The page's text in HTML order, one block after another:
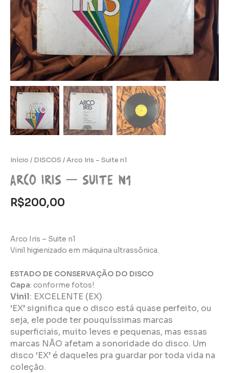
Início / DISCOS / Arco Iris – Suite n1
Arco Iris – Suite n1
R$200,00
Arco Iris – Suite n1
Vinil higienizado em máquina ultrassônica.
ESTADO DE CONSERVAÇÃO DO DISCO
Capa: conforme fotos!
Vinil: EXCELENTE (EX)
‘EX’ significa que o disco está quase perfeito, ou
seja, ele pode ter pouquíssimas marcas
superficiais, muito leves e pequenas, mas essas
marcas NÃO afetam a sonoridade do disco. Um
disco ‘EX’ é daqueles pra guardar por toda vida na
coleção.